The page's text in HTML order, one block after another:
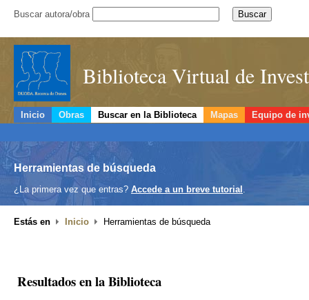
Buscar autora/obra
Biblioteca Virtual de
Inicio Obras Buscar en la Biblioteca Mapas Equipo de
Herramientas de búsqueda
¿La primera vez que entras? Accede a un breve tutorial .
Estás en Inicio Herramientas de búsqueda
Resultados en la Biblioteca